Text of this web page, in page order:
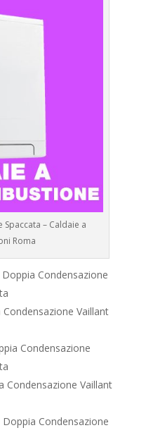
– Caldaie a
Roma
Doppia Condensazione
Vaillant
Condensazione
Condensazione Vaillant
Doppia Condensazione